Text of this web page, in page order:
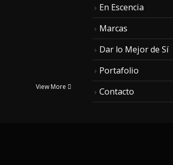
View More
En Escencia
Marcas
Dar lo Mejor de Sí
Portafolio
Contacto